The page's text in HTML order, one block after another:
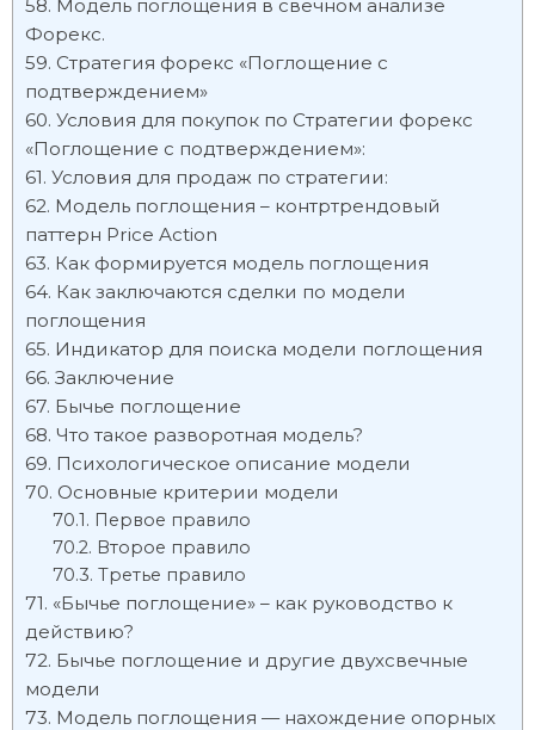
Модель поглощения в свечном анализе
Форекс.
Стратегия форекс «Поглощение с
подтверждением»
Условия для покупок по Стратегии форекс
«Поглощение с подтверждением»:
Условия для продаж по стратегии:
Модель поглощения – контртрендовый
паттерн Price Action
Как формируется модель поглощения
Как заключаются сделки по модели
поглощения
Индикатор для поиска модели поглощения
Заключение
Бычье поглощение
Что такое разворотная модель?
Психологическое описание модели
Основные критерии модели
Первое правило
Второе правило
Третье правило
«Бычье поглощение» – как руководство к
действию?
Бычье поглощение и другие двухсвечные
модели
Модель поглощения — нахождение опорных